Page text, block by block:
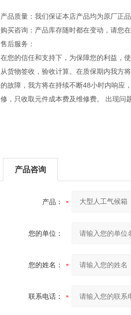
产品质量：我们保证本店产品均为原厂正品
购买咨询：产品库存随时都在变动，请您
售后服务：
在您的信任和支持下，为保障您的利益，
从货物签收，验收计算。在质保期内我方
的故障，我方将在持续不断48小时内响应
修，只收取元件成本费及维修费。 出现问
产品咨询
产品：
您的单位：
您的姓名：
联系电话：